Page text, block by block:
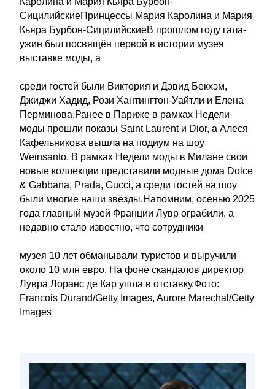
СицилийскиеПринцессы Мария Каролина и Мария
Кьяра Бурбон-СицилийскиеВ прошлом году гала-
ужин был посвящён первой в истории музея
выставке моды, а
среди гостей были Виктория и Дэвид Бекхэм,
Джиджи Хадид, Рози Хантингтон-Уайтли и Елена
Перминова.Ранее в Париже в рамках Недели
моды прошли показы Saint Laurent и Dior, а Алеся
Кафельникова вышла на подиум на шоу
Weinsanto. В рамках Недели моды в Милане свои
новые коллекции представили модные дома Dolce
& Gabbana, Prada, Gucci, а среди гостей на шоу
были многие наши звёзды.Напомним, осенью 2025
года главный музей Франции Лувр ограбили, а
недавно стало известно, что сотрудники
музея 10 лет обманывали туристов и выручили
около 10 млн евро. На фоне скандалов директор
Лувра Лоранс де Кар ушла в отставку.Фото:
Francois Durand/Getty Images, Aurore Marechal/Getty
Images